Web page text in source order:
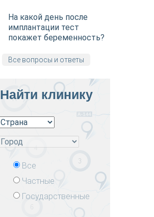
На какой день после
имплантации тест
покажет беременность?
Все вопросы и ответы
Найти клинику
Все
Частные
Государственные